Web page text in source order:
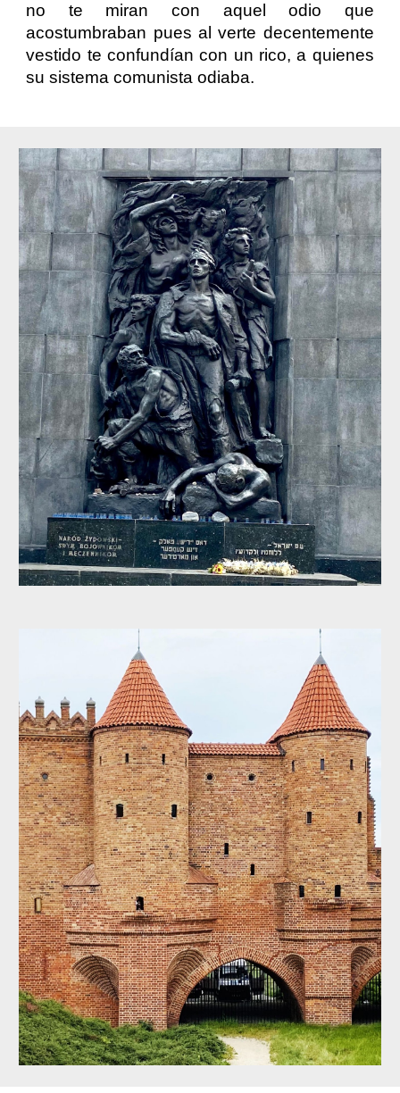
no te miran con aquel odio que
acostumbraban pues al verte decentemente
vestido te confundían con un rico, a quienes
su sistema comunista odiaba.